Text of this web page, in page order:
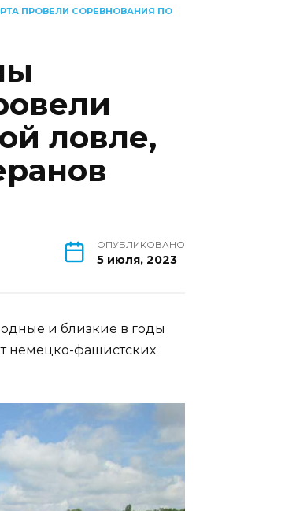
ПРОВЕЛИ СОРЕВНОВАНИЯ ПО
ловле,
ОПУБЛИКОВАНО
5 июля, 2023
и близкие в годы
немецко-фашистских